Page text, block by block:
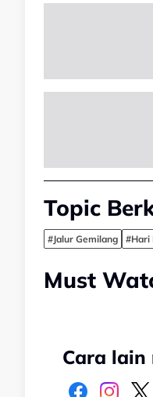
Topic
#Jalur Gemilang #Hari
Must
Cara